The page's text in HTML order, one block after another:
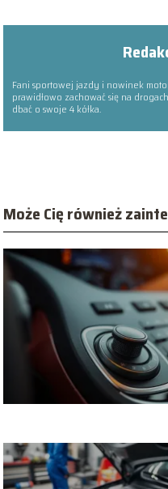
Fani sportowej jazdy i nowinek
prawidłowo zachować się na
dbać o swoje 4 kółka.
Może Cię również